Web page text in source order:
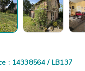
: 14338564 / LB137